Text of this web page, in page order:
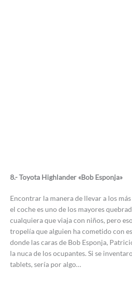
8.- Toyota Highlander «Bob Esponja»
Encontrar la manera de llevar a los
el coche es uno de los mayores
cualquiera que viaja con niños, pero
tropelía que alguien ha cometido con
donde las caras de Bob Esponja,
la nuca de los ocupantes. Si se
tablets, sería por algo…